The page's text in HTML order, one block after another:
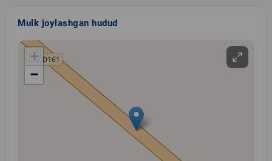
Mulk joylashgan hudud
+
−